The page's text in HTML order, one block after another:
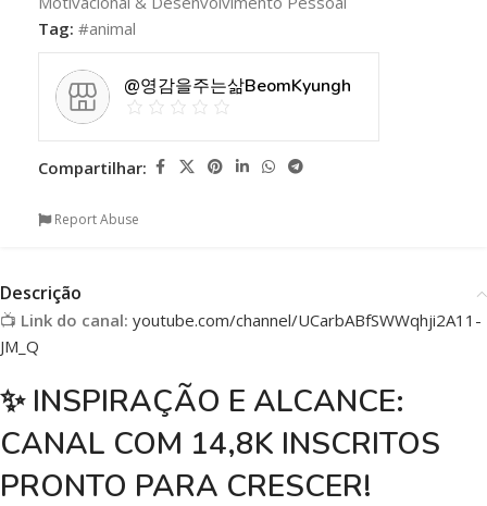
Tag: #animal
@영감을주는삶BeomKyungh
Compartilhar:
Report Abuse
Descrição
📺 Link do canal: youtube.com/channel/UCarbABfSWWqhji2A11-
JM_Q
✨ INSPIRAÇÃO E ALCANCE:
CANAL COM 14,8K INSCRITOS
PRONTO PARA CRESCER!